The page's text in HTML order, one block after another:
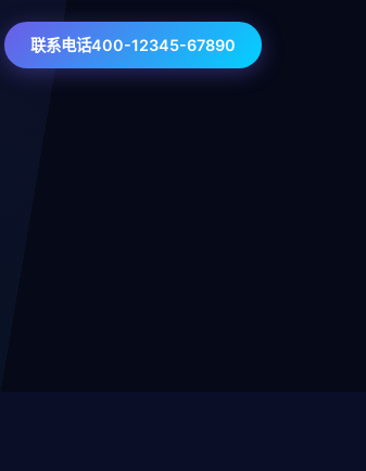
联系电话400-12345-67890